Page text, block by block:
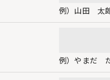
対しては個人情報保護契
報の漏洩等がなされない
例）山田 太
例）やまだ